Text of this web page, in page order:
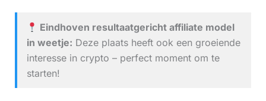
Eindhoven resultaatgericht affiliate model
in weetje: Deze plaats heeft ook een groeiende
interesse in crypto – perfect moment om te
starten!